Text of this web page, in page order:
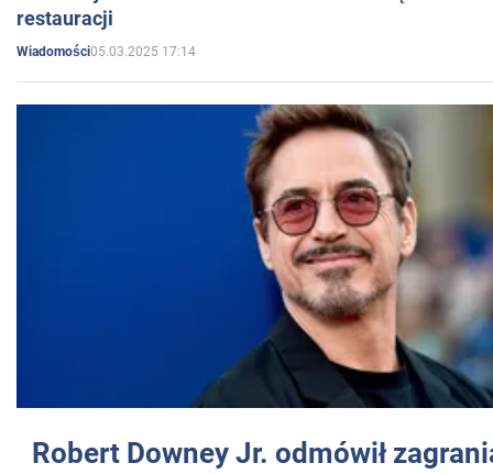
restauracji
Wiadomości05.03.2025 17:14
Robert Downey Jr. odmówił